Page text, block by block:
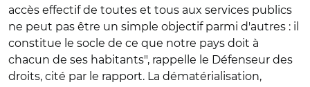
accès effectif de toutes et tous aux services publics
ne peut pas être un simple objectif parmi d'autres : il
constitue le socle de ce que notre pays doit à
chacun de ses habitants", rappelle le Défenseur des
droits, cité par le rapport. La dématérialisation,